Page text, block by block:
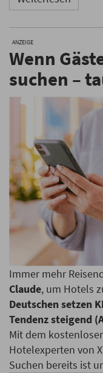
ANZEIGE
Wenn
suchen –
Immer mehr
Claude, um Hotels
Deutschen setzen
Tendenz steigend
Mit dem
Hotelexperten von
Suchen bereits ist